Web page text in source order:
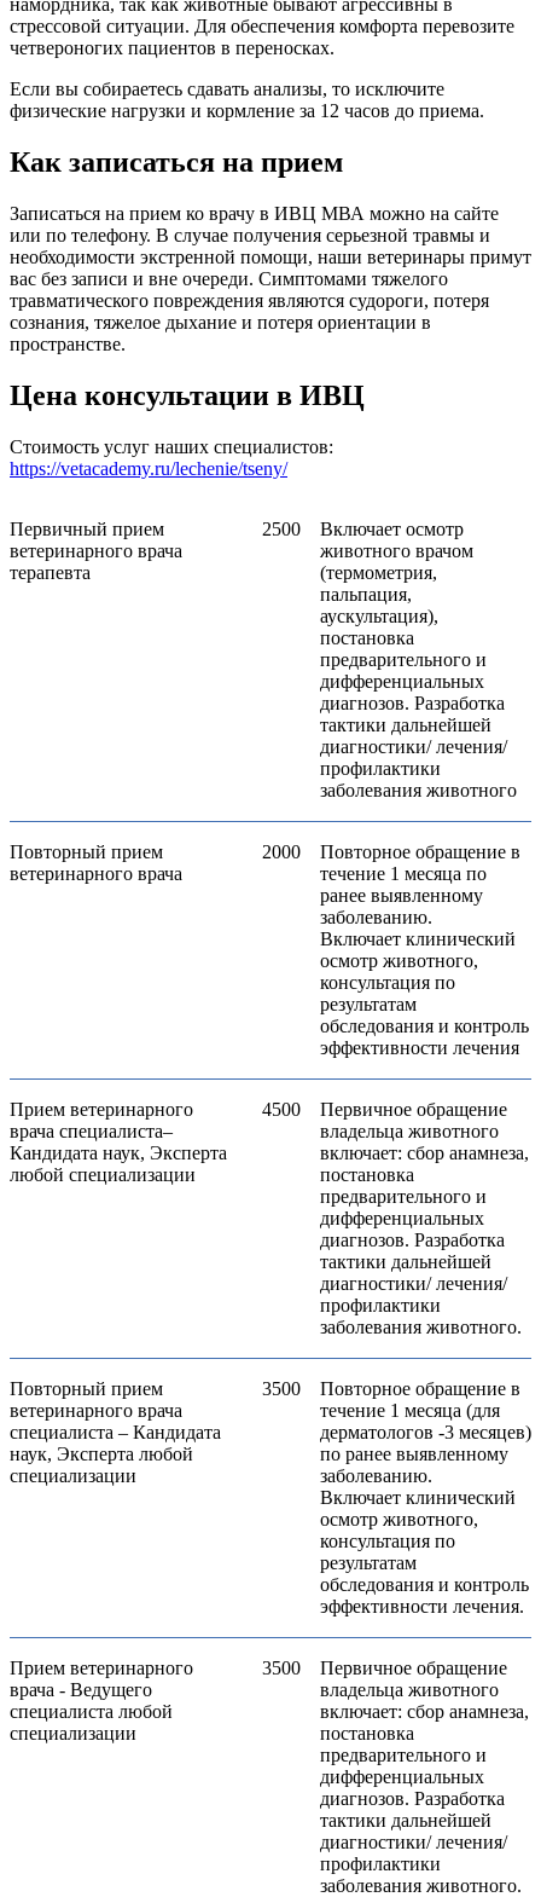
стрессовой ситуации. Для обеспечения комфорта перевозите
четвероногих пациентов в переносках.
Если вы собираетесь сдавать анализы, то исключите
физические нагрузки и кормление за 12 часов до приема.
Как записаться на прием
Записаться на прием ко врачу в ИВЦ МВА можно на сайте
или по телефону. В случае получения серьезной травмы и
необходимости экстренной помощи, наши ветеринары примут
вас без записи и вне очереди. Симптомами тяжелого
травматического повреждения являются судороги, потеря
сознания, тяжелое дыхание и потеря ориентации в
пространстве.
Цена консультации в ИВЦ
Стоимость услуг наших специалистов:
https://vetacademy.ru/lechenie/tseny/
Первичный прием
ветеринарного врача
терапевта
2500
Включает осмотр
животного врачом
(термометрия,
пальпация,
аускультация),
постановка
предварительного и
дифференциальных
диагнозов. Разработка
тактики дальнейшей
диагностики/ лечения/
профилактики
заболевания животного
Повторный прием
ветеринарного врача
2000
Повторное обращение в
течение 1 месяца по
ранее выявленному
заболеванию.
Включает клинический
осмотр животного,
консультация по
результатам
обследования и контроль
эффективности лечения
Прием ветеринарного
врача специалиста–
Кандидата наук, Эксперта
любой специализации
4500
Первичное обращение
владельца животного
включает: сбор анамнеза,
постановка
предварительного и
дифференциальных
диагнозов. Разработка
тактики дальнейшей
диагностики/ лечения/
профилактики
заболевания животного.
Повторный прием
ветеринарного врача
специалиста – Кандидата
наук, Эксперта любой
специализации
3500
Повторное обращение в
течение 1 месяца (для
дерматологов -3 месяцев)
по ранее выявленному
заболеванию.
Включает клинический
осмотр животного,
консультация по
результатам
обследования и контроль
эффективности лечения.
Прием ветеринарного
врача - Ведущего
специалиста любой
специализации
3500
Первичное обращение
владельца животного
включает: сбор анамнеза,
постановка
предварительного и
дифференциальных
диагнозов. Разработка
тактики дальнейшей
диагностики/ лечения/
профилактики
заболевания животного.